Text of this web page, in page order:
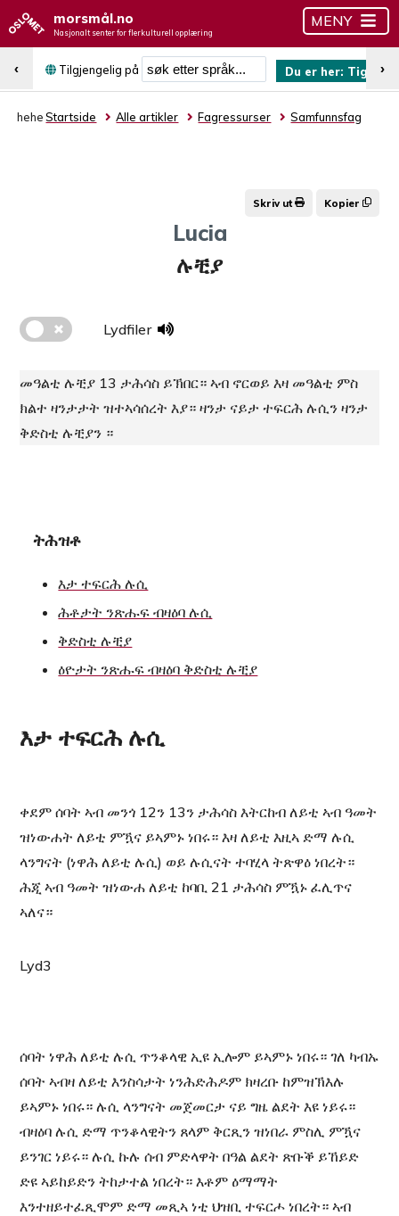
morsmål.no
Nasjonalt senter for flerkulturell opplæring
MENY
Tilgjengelig på
Søk etter språk
Du er her: Tigrinja
‹ ›
hehe Startside Alle artikler Fagressurser Samfunnsfag
Skriv ut Kopier
Lucia
ሉቺያ
Lydfiler
መዓልቲ ሉቺያ 13 ታሕሳስ ይኽበር። ኣብ ኖርወይ እዛ መዓልቲ ምስ
ክልተ ዛንታታት ዝተኣሳሰረት እያ። ዛንታ ናይታ ተፍርሕ ሉሲን ዛንታ
ቅድስቲ ሉቺያን ።
ትሕዝቶ
እታ ተፍርሕ ሉሲ
ሕቶታት ንጽሑፍ ብዛዕባ ሉሲ
ቅድስቲ ሉቺያ
ዕዮታት ንጽሑፍ ብዛዕባ ቅድስቲ ሉቺያ
እታ ተፍርሕ ሉሲ
ቀደም ሰባት ኣብ መንጎ 12ን 13ን ታሕሳስ እትርከብ ለይቲ ኣብ ዓመት
ዝነውሐት ለይቲ ምዃና ይኣምኑ ነበሩ። እዛ ለይቲ እዚኣ ድማ ሉሲ
ላንግናት (ነዋሕ ለይቲ ሉሲ) ወይ ሉሲናት ተባሂላ ትጽዋዕ ነበረት።
ሕጂ ኣብ ዓመት ዝነውሐ ለይቲ ከባቢ 21 ታሕሳስ ምዃኑ ፈሊጥና
ኣለና።
Lyd3
ሰባት ነዋሕ​​ ለይቲ ሉሲ ጥንቆላዊ ኢዩ ኢሎም ይኣምኑ ነበሩ። ገለ ካብኡ
ሰባት ኣብዛ ለይቲ እንስሳታት ነንሕድሕዶም ክዛረቡ ከምዝኽእሉ
ይኣምኑ ነበሩ። ሉሲ ላንግናት መጀመርታ ናይ ግዜ ልደት እዩ ነይሩ።
ብዛዕባ ሉሲ ድማ ጥንቆላዊትን ጸላም ቅርጺን ዝነበራ ምስሊ ምዃና
ይንገር ነይሩ። ሉሲ ኩሉ ሰብ ምድላዋት በዓል ልደት ጽቡቕ ይኸይድ
ድዩ ኣይከይድን ትከታተል ነበረት። እቶም ዕማማት
እንተዘይተፈጺሞም ድማ መጺኣ ነቲ ህዝቢ ተፍርሖ ነበረት። ኣብ